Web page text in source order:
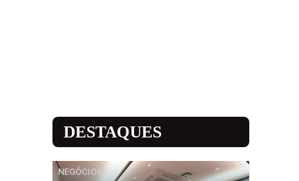
DESTAQUES
NEGÓCIOS